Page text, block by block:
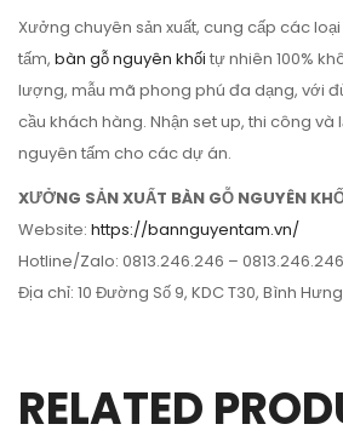
Xưởng chuyên sản xuất, cung cấp các
tấm, bàn gỗ nguyên khối tự nhiên 100%
lượng, mẫu mã phong phú đa dạng, với
cầu khách hàng. Nhận set up, thi công và
nguyên tấm cho các dự án.
XƯỞNG SẢN XUẤT BÀN GỖ NGUYÊN
Website: https://bannguyentam.vn/
Hotline/Zalo: 0813.246.246 –
Địa chỉ: 10 Đường Số 9, KDC T30, Bình
RELATED